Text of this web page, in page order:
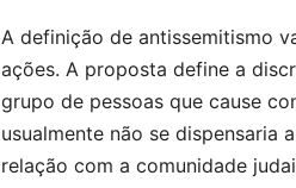
A definição de antissemitismo
ações. A proposta define a
grupo de pessoas que cause
usualmente não se dispensaria
relação com a comunidade